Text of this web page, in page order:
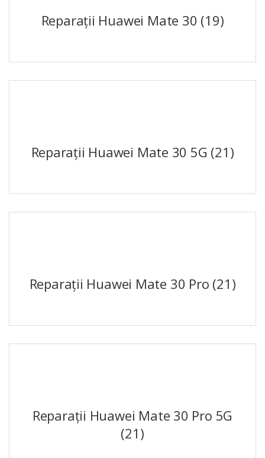
Reparații Huawei Mate 30 (19)
Reparații Huawei Mate 30 5G (21)
Reparații Huawei Mate 30 Pro (21)
Reparații Huawei Mate 30 Pro 5G
(21)